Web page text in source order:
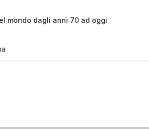
mondo dagli anni 70 ad oggi